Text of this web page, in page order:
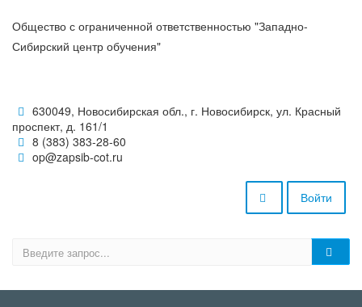
Общество с ограниченной ответственностью "Западно-
Сибирский центр обучения"
630049, Новосибирская обл., г. Новосибирск, ул. Красный
проспект, д. 161/1
8 (383) 383-28-60
op@zapsib-cot.ru
Войти